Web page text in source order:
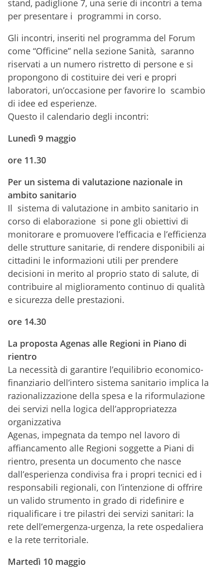
stand, padiglione 7, una serie di incontri a tema
per presentare i programmi in corso.
Gli incontri, inseriti nel programma del Forum
come “Officine” nella sezione Sanità, saranno
riservati a un numero ristretto di persone e si
propongono di costituire dei veri e propri
laboratori, un’occasione per favorire lo scambio
di idee ed esperienze.
Questo il calendario degli incontri:
Lunedì 9 maggio
ore 11.30
Per un sistema di valutazione nazionale in
ambito sanitario
Il sistema di valutazione in ambito sanitario in
corso di elaborazione si pone gli obiettivi di
monitorare e promuovere l’efficacia e l’efficienza
delle strutture sanitarie, di rendere disponibili ai
cittadini le informazioni utili per prendere
decisioni in merito al proprio stato di salute, di
contribuire al miglioramento continuo di qualità
e sicurezza delle prestazioni.
ore 14.30
La proposta Agenas alle Regioni in Piano di
rientro
La necessità di garantire l’equilibrio economico-
finanziario dell’intero sistema sanitario implica la
razionalizzazione della spesa e la riformulazione
dei servizi nella logica dell’appropriatezza
organizzativa
Agenas, impegnata da tempo nel lavoro di
affiancamento alle Regioni soggette a Piani di
rientro, presenta un documento che nasce
dall’esperienza condivisa fra i propri tecnici ed i
responsabili regionali, con l’intenzione di offrire
un valido strumento in grado di ridefinire e
riqualificare i tre pilastri dei servizi sanitari: la
rete dell’emergenza-urgenza, la rete ospedaliera
e la rete territoriale.
Martedì 10 maggio